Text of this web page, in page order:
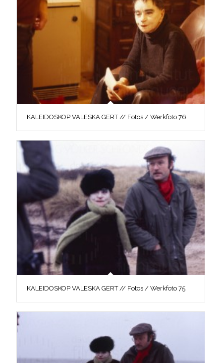
KALEIDOSKOP VALESKA GERT // Fotos / Werkfoto 76
KALEIDOSKOP VALESKA GERT // Fotos / Werkfoto 75